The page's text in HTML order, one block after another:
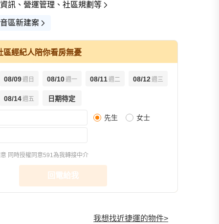
環境圖(7) 交通圖(1)
訊、營運管理、社區規劃等
區新建案
區經紀人陪你看房無憂
08/09週日 08/10週一 08/11週二 08/12週三
08/14週五 日期待定
先生 女士
同時授權同意591為我轉接中介
回電給我
我想找近捷運的物件>